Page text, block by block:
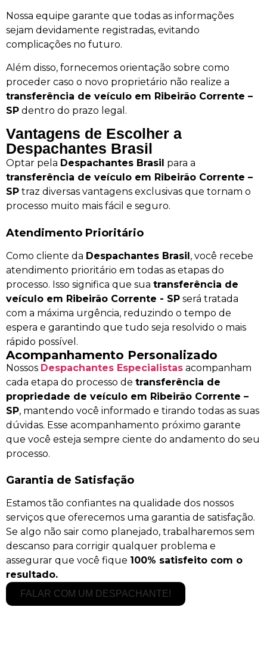
Nossa equipe garante que todas as informações
sejam devidamente registradas, evitando
complicações no futuro.
Além disso, fornecemos orientação sobre como
proceder caso o novo proprietário não realize a
transferência de veículo em Ribeirão Corrente –
SP dentro do prazo legal.
Vantagens de Escolher a
Despachantes Brasil
Optar pela Despachantes Brasil para a
transferência de veículo em Ribeirão Corrente –
SP traz diversas vantagens exclusivas que tornam o
processo muito mais fácil e seguro.
Atendimento Prioritário
Como cliente da Despachantes Brasil, você recebe
atendimento prioritário em todas as etapas do
processo. Isso significa que sua transferência de
veículo em Ribeirão Corrente - SP será tratada
com a máxima urgência, reduzindo o tempo de
espera e garantindo que tudo seja resolvido o mais
rápido possível.
Acompanhamento Personalizado
Nossos Despachantes Especialistas acompanham
cada etapa do processo de transferência de
propriedade de veículo em Ribeirão Corrente –
SP, mantendo você informado e tirando todas as suas
dúvidas. Esse acompanhamento próximo garante
que você esteja sempre ciente do andamento do seu
processo.
Garantia de Satisfação
Estamos tão confiantes na qualidade dos nossos
serviços que oferecemos uma garantia de satisfação.
Se algo não sair como planejado, trabalharemos sem
descanso para corrigir qualquer problema e
assegurar que você fique 100% satisfeito com o
resultado.
FALAR COM UM DESPACHANTE!